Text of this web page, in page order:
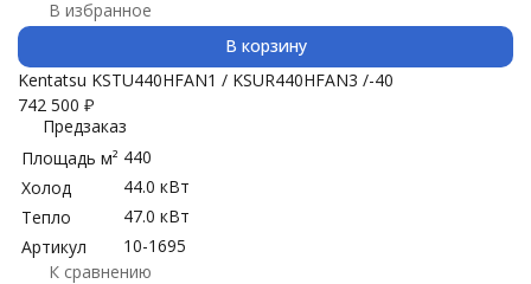
В избранное
В корзину
Kentatsu KSTU440HFAN1 / KSUR440HFAN3 /-40
742 500 ₽
Предзаказ
Площадь м² 440
Холод
44.0 кВт
Тепло
47.0 кВт
Артикул
10-1695
К сравнению